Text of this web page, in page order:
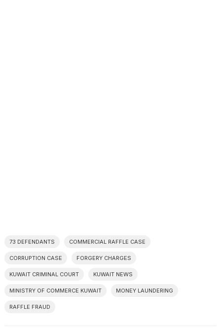
73 DEFENDANTS COMMERCIAL RAFFLE CASE
CORRUPTION CASE FORGERY CHARGES
KUWAIT CRIMINAL COURT KUWAIT NEWS
MINISTRY OF COMMERCE KUWAIT MONEY LAUNDERING
RAFFLE FRAUD